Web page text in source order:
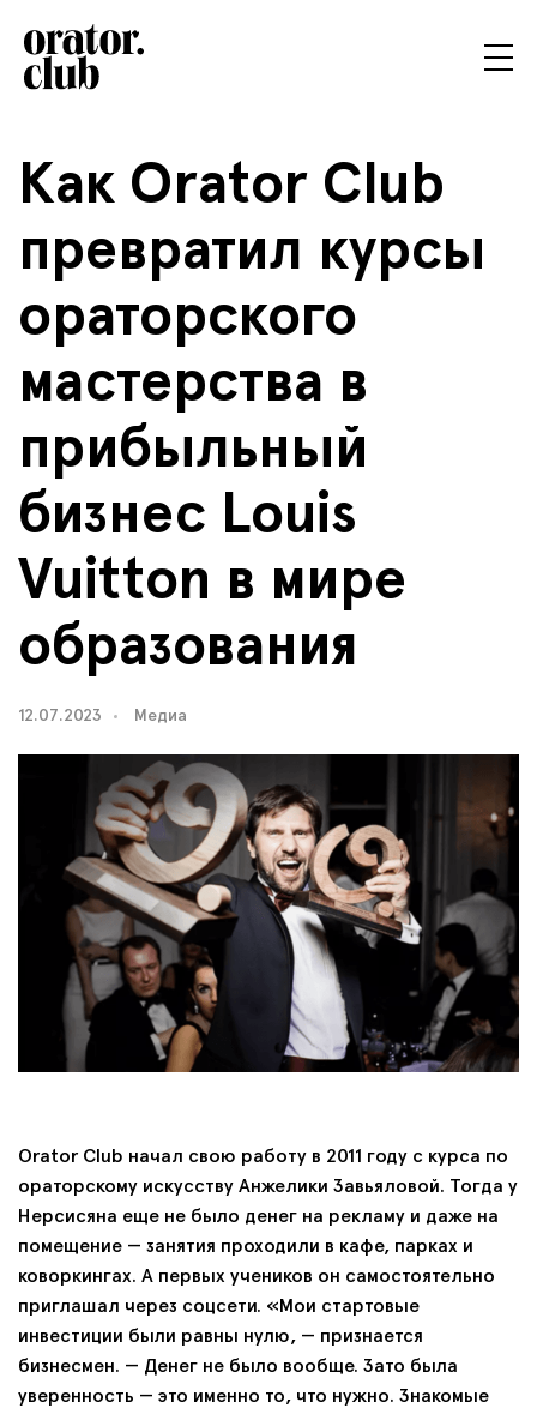
Как Orator Club
превратил курсы
ораторского
мастерства в
прибыльный
бизнес Louis
Vuitton в мире
образования
12.07.2023 Медиа
Orator Club начал свою работу в 2011 году с курса по
ораторскому искусству Анжелики Завьяловой. Тогда у
Нерсисяна еще не было денег на рекламу и даже на
помещение — занятия проходили в кафе, парках и
коворкингах. А первых учеников он самостоятельно
приглашал через соцсети. «Мои стартовые
инвестиции были равны нулю, — признается
бизнесмен. — Денег не было вообще. Зато была
уверенность — это именно то, что нужно. Знакомые